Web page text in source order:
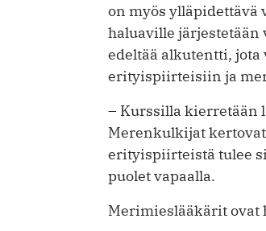
on myös
haluaville järjestetään
edeltää alkutentti,
erityispiirteisiin ja
– Kurssilla kierretään
Merenkulkijat
erityispiirteistä tulee
puolet vapaalla.
Merimieslääkärit ovat